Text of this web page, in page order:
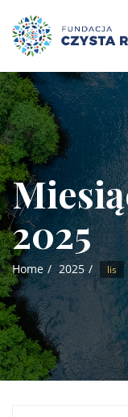
2025
Home 2025 lis